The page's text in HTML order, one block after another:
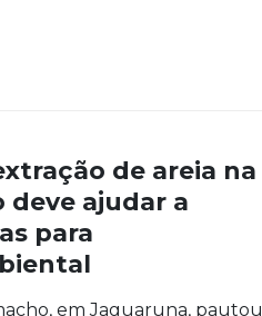
de areia na
deve ajudar a
para
em Jaguaruna, pautou